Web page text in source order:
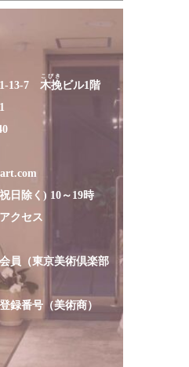
13-7 木挽
こびき
ビル1階
日除く) 10～19時
クセス
員（東京美術倶楽部
録番号（美術商）